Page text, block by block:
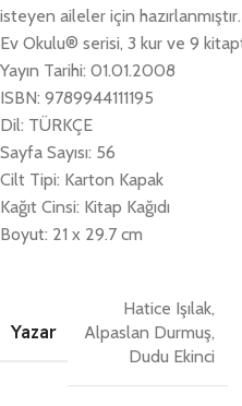
isteyen aileler için
Ev Okulu®️ serisi, 3 kur ve 9
Yayın Tarihi: 01.01.2008
ISBN: 9789944111195
Dil: TÜRKÇE
Sayfa Sayısı: 56
Cilt Tipi: Karton Kapak
Kağıt Cinsi: Kitap Kağıdı
Boyut: 21 x 29.7 cm
Yazar
Hatice Işılak,
Alpaslan Durmuş,
Dudu Ekinci